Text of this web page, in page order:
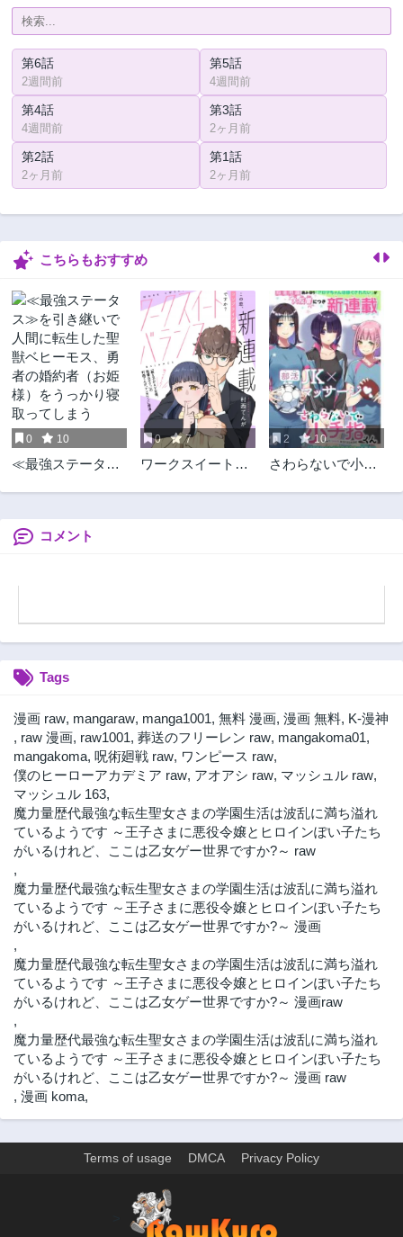
第6話
2週間前
第5話
4週間前
第4話
4週間前
第3話
2ヶ月前
第2話
2ヶ月前
第1話
2ヶ月前
こちらもおすすめ
0 10
≪最強ステータス
ベヒーモス、勇者
の婚約者（お姫
0 7
ワークスイートバ
2 10
さわらないで小手
コメント
Tags
漫画 raw, mangaraw, manga1001, 無料 漫画, 漫画 無料, K-漫神
, raw 漫画, raw1001, 葬送のフリーレン raw, mangakoma01,
mangakoma, 呪術廻戦 raw, ワンピース raw,
僕のヒーローアカデミア raw, アオアシ raw, マッシュル raw,
マッシュル 163,
魔力量歴代最強な転生聖女さまの学園生活は波乱に満ち溢れ
ているようです ～王子さまに悪役令嬢とヒロインぽい子たち
がいるけれど、ここは乙女ゲー世界ですか?～ raw
,
魔力量歴代最強な転生聖女さまの学園生活は波乱に満ち溢れ
ているようです ～王子さまに悪役令嬢とヒロインぽい子たち
がいるけれど、ここは乙女ゲー世界ですか?～ 漫画
,
魔力量歴代最強な転生聖女さまの学園生活は波乱に満ち溢れ
ているようです ～王子さまに悪役令嬢とヒロインぽい子たち
がいるけれど、ここは乙女ゲー世界ですか?～ 漫画raw
,
魔力量歴代最強な転生聖女さまの学園生活は波乱に満ち溢れ
ているようです ～王子さまに悪役令嬢とヒロインぽい子たち
がいるけれど、ここは乙女ゲー世界ですか?～ 漫画 raw
, 漫画 koma,
Terms of usage DMCA Privacy Policy